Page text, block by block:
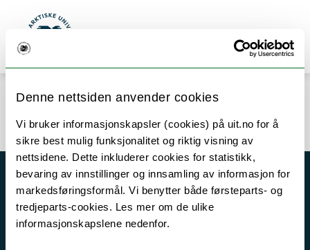
Denne nettsiden anvender cookies
Vi bruker informasjonskapsler (cookies) på uit.no for å
sikre best mulig funksjonalitet og riktig visning av
nettsidene. Dette inkluderer cookies for statistikk,
bevaring av innstillinger og innsamling av informasjon for
markedsføringsformål. Vi benytter både førsteparts- og
tredjeparts-cookies. Les mer om de ulike
informasjonskapslene nedenfor.
Gå til hovedinnhold
UiT Norges arktiske universitet Meny
Error rendering component
Akutt hjelp
Si ifra!
Driftsmeldinger